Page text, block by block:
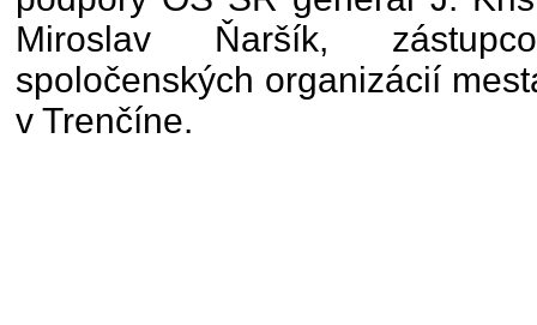
Miroslav Ňaršík,
spoločenských organizácií
v Trenčíne.